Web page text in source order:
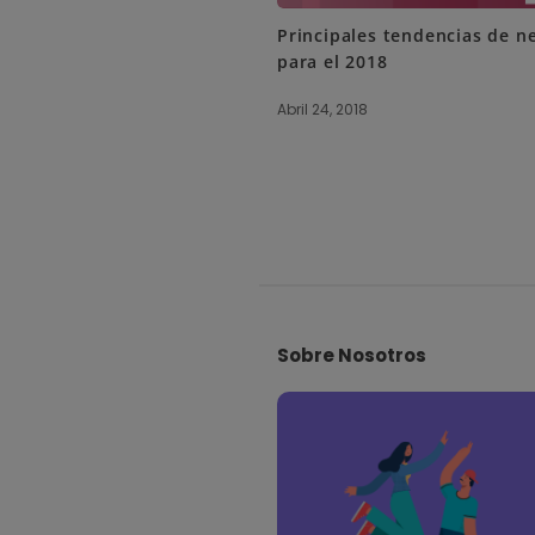
Principales tendencias de
para el 2018
Abril 24, 2018
Sobre Nosotros